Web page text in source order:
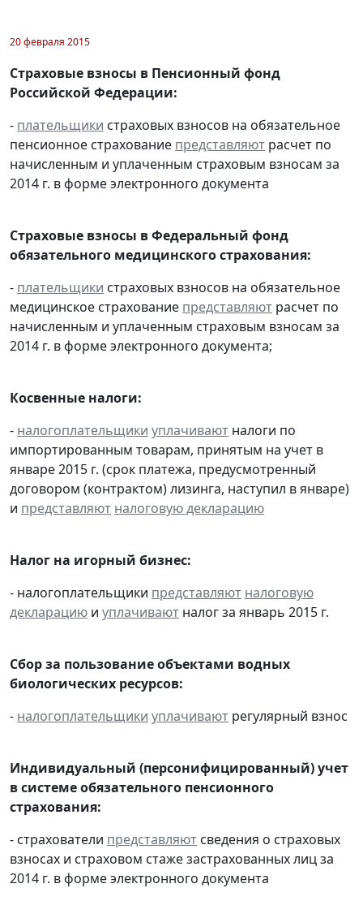
20 февраля 2015
Страховые взносы в Пенсионный фонд
Российской Федерации:
- плательщики страховых взносов на обязательное
пенсионное страхование представляют расчет по
начисленным и уплаченным страховым взносам за
2014 г. в форме электронного документа
Страховые взносы в Федеральный фонд
обязательного медицинского страхования:
- плательщики страховых взносов на обязательное
медицинское страхование представляют расчет по
начисленным и уплаченным страховым взносам за
2014 г. в форме электронного документа;
Косвенные налоги:
- налогоплательщики уплачивают налоги по
импортированным товарам, принятым на учет в
январе 2015 г. (срок платежа, предусмотренный
договором (контрактом) лизинга, наступил в январе)
и представляют налоговую декларацию
Налог на игорный бизнес:
- налогоплательщики представляют налоговую
декларацию и уплачивают налог за январь 2015 г.
Сбор за пользование объектами водных
биологических ресурсов:
- налогоплательщики уплачивают регулярный взнос
Индивидуальный (персонифицированный) учет
в системе обязательного пенсионного
страхования:
- страхователи представляют сведения о страховых
взносах и страховом стаже застрахованных лиц за
2014 г. в форме электронного документа